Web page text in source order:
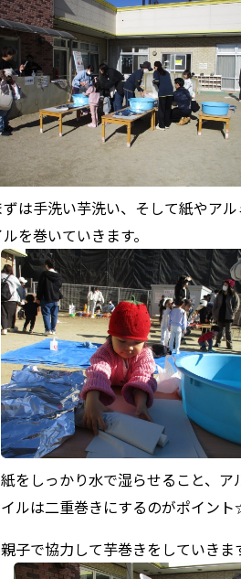
ずは手洗い芋洗い、そして紙やア
を巻いていきます。
紙をしっかり水で湿らせること、ア
イルは二重巻きにするのがポイン
親子で協力して芋巻きをしていきま